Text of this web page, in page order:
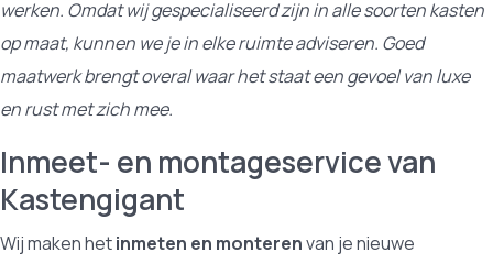
werken. Omdat wij gespecialiseerd zijn in alle soorten kasten
op maat, kunnen we je in elke ruimte adviseren. Goed
maatwerk brengt overal waar het staat een gevoel van luxe
en rust met zich mee.
Inmeet- en montageservice van
Kastengigant
Wij maken hetinmeten en monterenvan je nieuwe